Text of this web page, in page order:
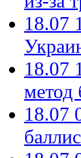
18.07
18.07
метод
18.07